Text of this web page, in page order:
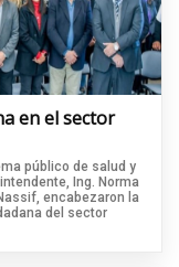
en el sector
público de salud y
Ing. Norma
encabezaron la
del sector